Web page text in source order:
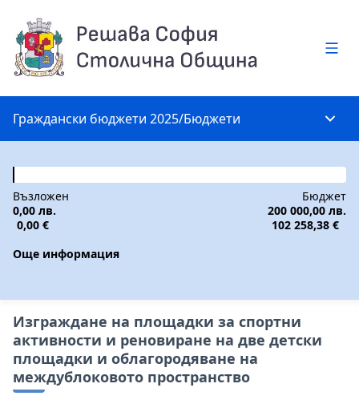
Граждански бюджети 2025/Бюджети
Възложен
0,00 лв.
0,00 €
Бюджет
200 000,00 лв.
102 258,38 €
Още информация
Изграждане на площадки за спортни
активности и реновиране на две детски
площадки и облагородяване на
междублоковото пространство